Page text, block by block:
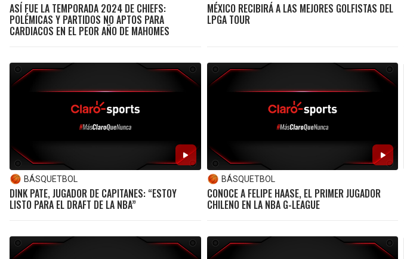
ASÍ FUE LA TEMPORADA 2024 DE CHIEFS:
POLÉMICAS Y PARTIDOS NO APTOS PARA
CARDIACOS EN EL PEOR AÑO DE MAHOMES
MÉXICO RECIBIRÁ A LAS MEJORES GOLFISTAS DEL
LPGA TOUR
BÁSQUETBOL
DINK PATE, JUGADOR DE CAPITANES: “ESTOY
LISTO PARA EL DRAFT DE LA NBA”
BÁSQUETBOL
CONOCE A FELIPE HAASE, EL PRIMER JUGADOR
CHILENO EN LA NBA G-LEAGUE